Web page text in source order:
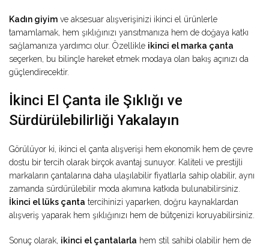
Kadın giyim ve aksesuar alışverişinizi ikinci el ürünlerle
tamamlamak, hem şıklığınızı yansıtmanıza hem de doğaya katkı
sağlamanıza yardımcı olur. Özellikle ikinci el marka çanta
seçerken, bu bilinçle hareket etmek modaya olan bakış açınızı da
güçlendirecektir.
İkinci El Çanta ile Şıklığı ve
Sürdürülebilirliği Yakalayın
Görülüyor ki, ikinci el çanta alışverişi hem ekonomik hem de çevre
dostu bir tercih olarak birçok avantaj sunuyor. Kaliteli ve prestijli
markaların çantalarına daha ulaşılabilir fiyatlarla sahip olabilir, aynı
zamanda sürdürülebilir moda akımına katkıda bulunabilirsiniz.
İkinci el lüks çanta tercihinizi yaparken, doğru kaynaklardan
alışveriş yaparak hem şıklığınızı hem de bütçenizi koruyabilirsiniz.
Sonuç olarak, ikinci el çantalarla hem stil sahibi olabilir hem de